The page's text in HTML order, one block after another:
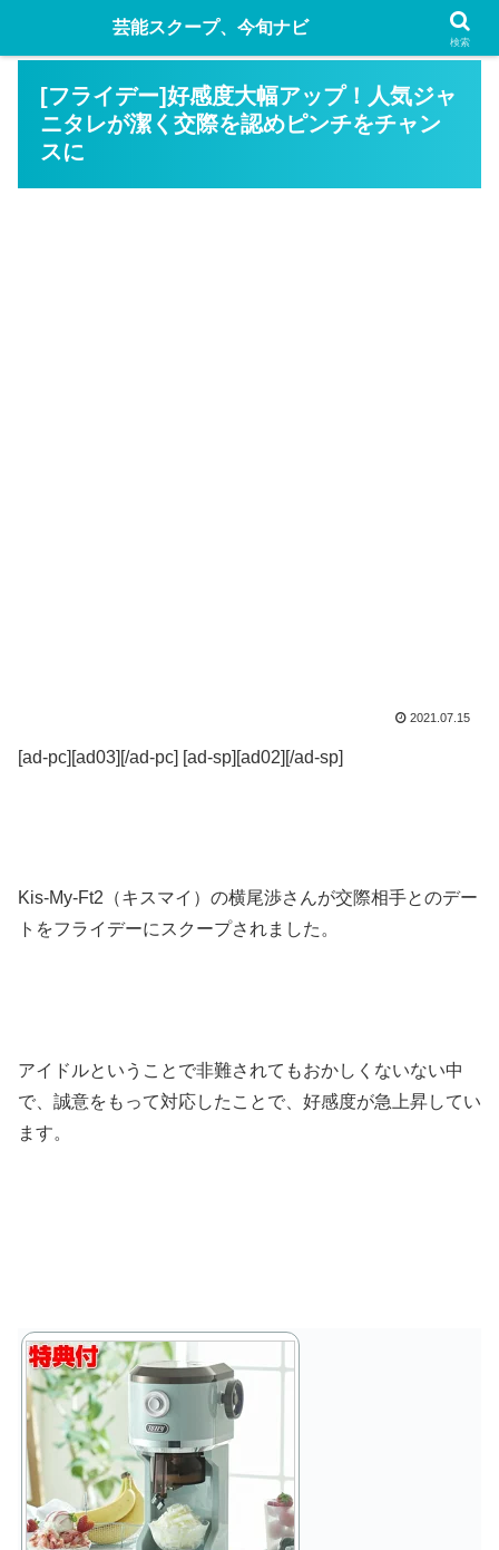
[フライデー]好感度大幅アップ！人気ジャ
ニタレが潔く交際を認めピンチをチャン
スに
2021.07.15
[ad-pc][ad03][/ad-pc] [ad-sp][ad02][/ad-sp]
Kis-My-Ft2（キスマイ）の横尾渉さんが交際相手とのデー
トをフライデーにスクープされました。
アイドルということで非難されてもおかしくないない中
で、誠意をもって対応したことで、好感度が急上昇してい
ます。
芸能スクープ、今旬ナビ
検索